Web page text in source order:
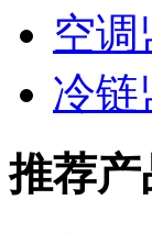
空调
冷链
推荐产